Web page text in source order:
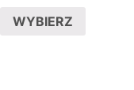
WYBIERZ